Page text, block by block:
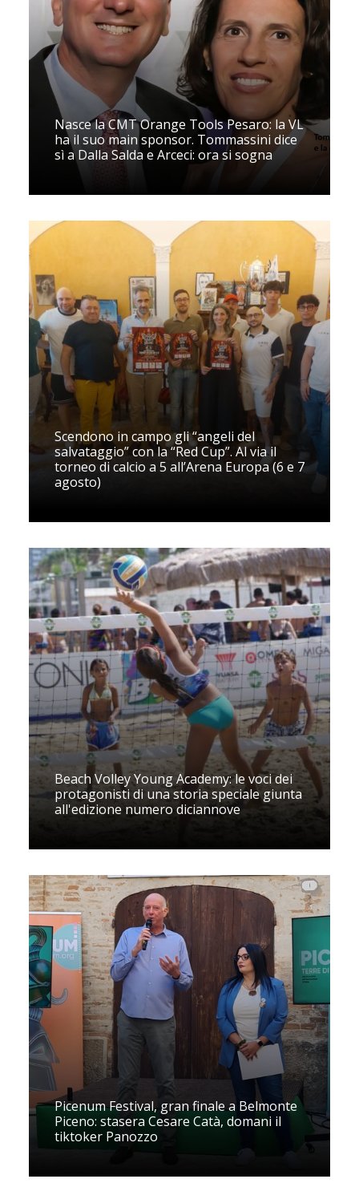
Nasce la CMT Orange Tools Pesaro: la VL
ha il suo main sponsor. Tommassini dice
sì a Dalla Salda e Arceci: ora si sogna
Scendono in campo gli “angeli del
salvataggio” con la “Red Cup”. Al via il
torneo di calcio a 5 all’Arena Europa (6 e 7
agosto)
Beach Volley Young Academy: le voci dei
protagonisti di una storia speciale giunta
all'edizione numero diciannove
Picenum Festival, gran finale a Belmonte
Piceno: stasera Cesare Catà, domani il
tiktoker Panozzo